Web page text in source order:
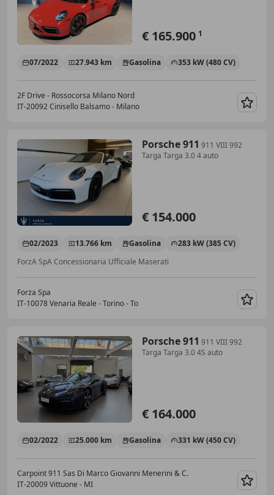
€ 165.900 1
07/2022 27.943 km Gasolina 353 kW (480 CV)
2F Drive - Rossocorsa Milano Nord
IT-20092 Cinisello Balsamo - Milano
Porsche 911 911 VIII 992
Targa Targa 3.0 4 auto
€ 154.000
02/2023 13.766 km Gasolina
283 kW (385 CV)
ForzA SpA Concessionaria Ufficiale Maserati
Forza Spa
IT-10078 Venaria Reale - Torino - To
Porsche 911 911 VIII 992
Targa Targa 3.0 4S auto
€ 164.000
02/2022 25.000 km Gasolina 331 kW (450 CV)
Carpoint 911 Sas Di Marco Giovanni Menerini & C.
IT-20009 Vittuone - MI